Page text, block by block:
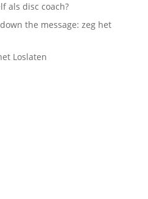
als disc coach?
the message: zeg het
Loslaten